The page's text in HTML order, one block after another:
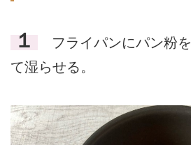
１
フライパンにパン粉
て湿らせる。